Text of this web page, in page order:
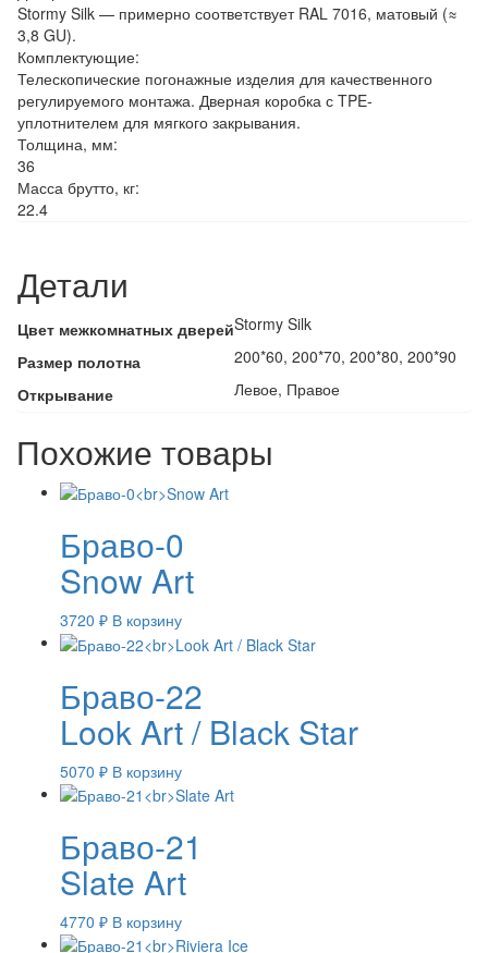
Stormy Silk — примерно соответствует RAL 7016, матовый (≈
3,8 GU).
Комплектующие:
Телескопические погонажные изделия для качественного
регулируемого монтажа. Дверная коробка с TPE-
уплотнителем для мягкого закрывания.
Толщина, мм:
36
Масса брутто, кг:
22.4
Детали
Цвет межкомнатных дверейStormy Silk
Размер полотна
200*60, 200*70, 200*80, 200*90
Открывание
Левое, Правое
Похожие товары
Браво-0
Snow Art
3720 ₽ В корзину
Браво-22
Look Art / Black Star
5070 ₽ В корзину
Браво-21
Slate Art
4770 ₽ В корзину